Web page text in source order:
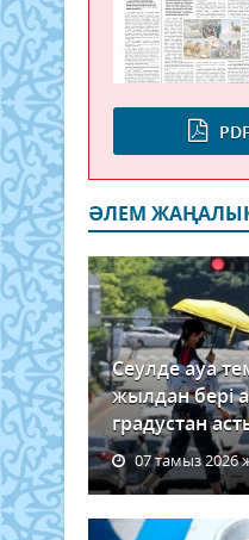
ӘЛЕМ
Сеулде ауа
жылдан бері
градустан
07 тамыз 2026